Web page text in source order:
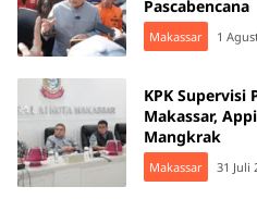
Pascabencana
Makassar 1
KPK
Makassar,
Mangkrak
Makassar 31 Juli